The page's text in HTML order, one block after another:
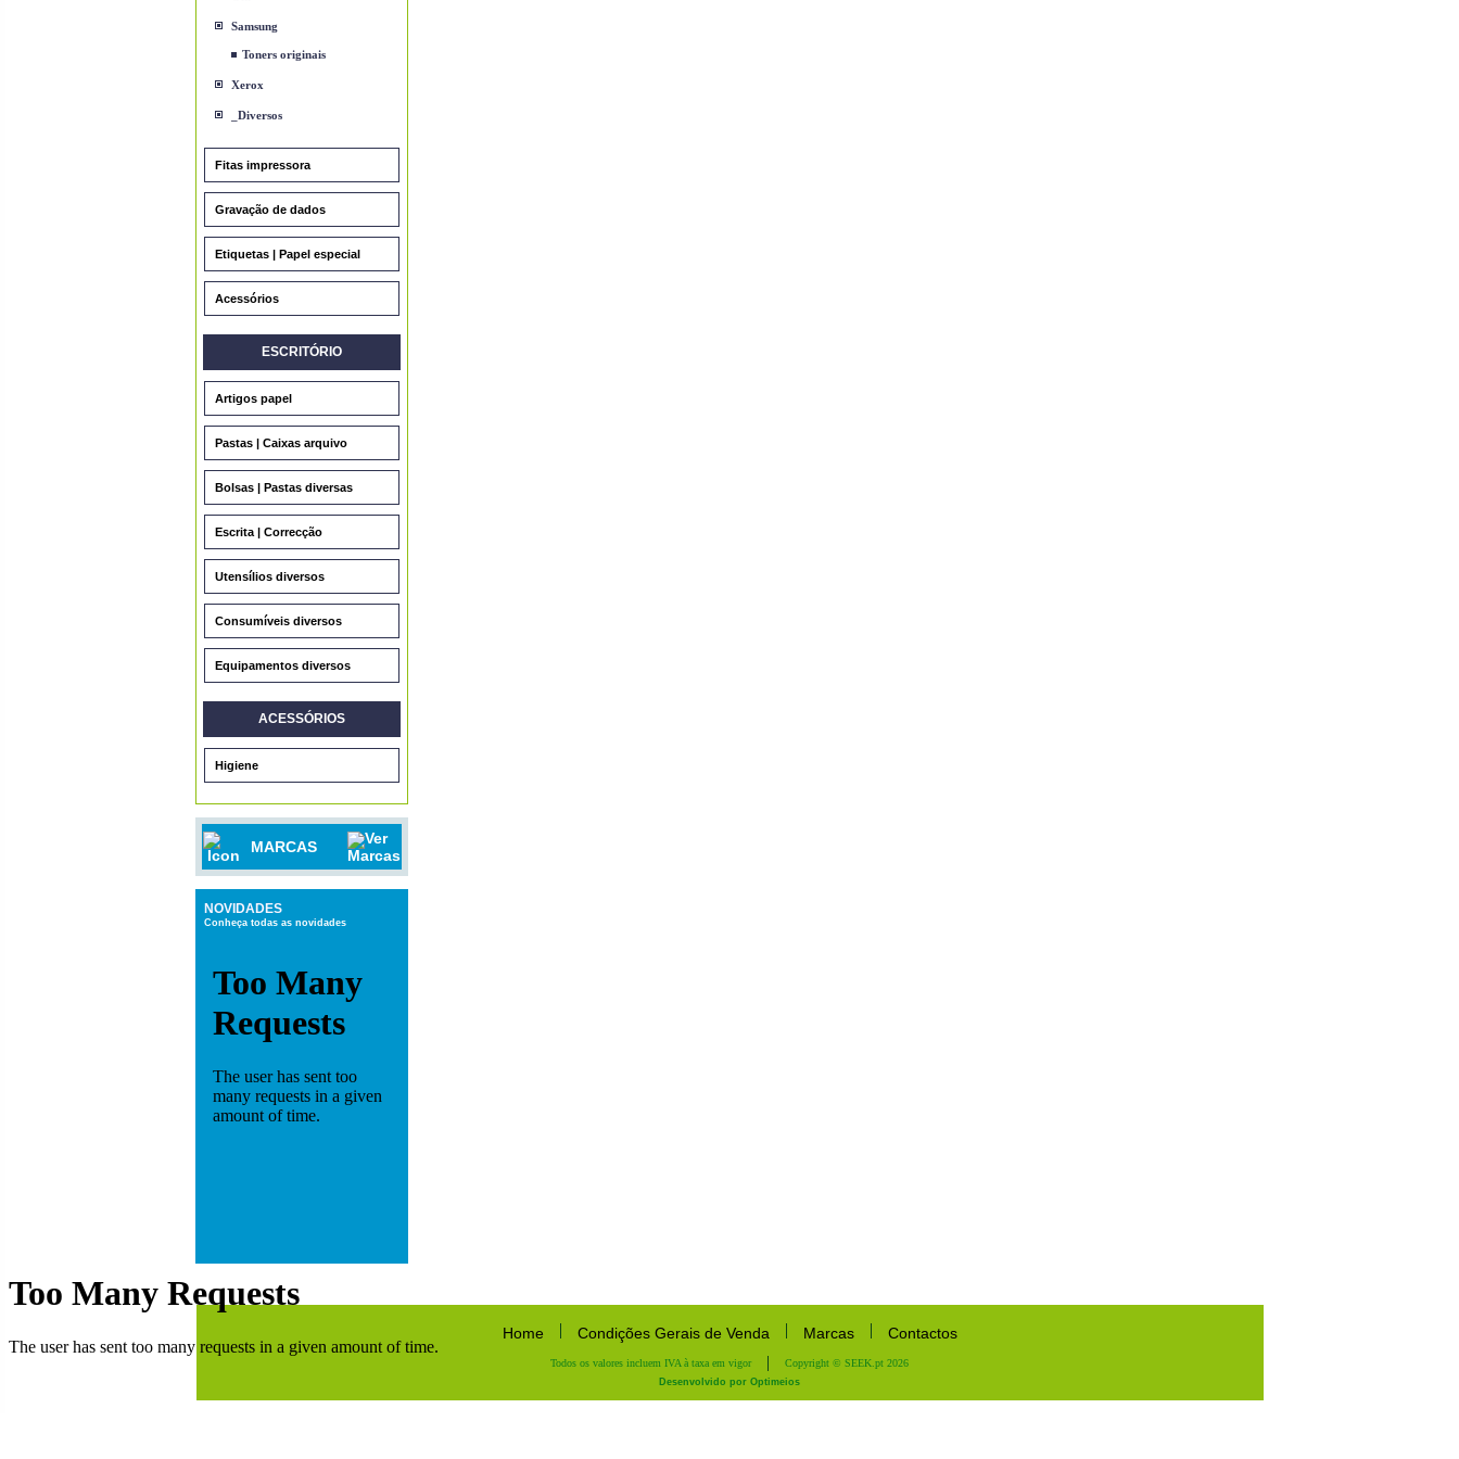
Samsung
Toners originais
Xerox
_Diversos
Fitas impressora
Gravação de dados
Etiquetas | Papel especial
Acessórios
ESCRITÓRIO
Artigos papel
Pastas | Caixas arquivo
Bolsas | Pastas diversas
Escrita | Correcção
Utensílios diversos
Consumíveis diversos
Equipamentos diversos
ACESSÓRIOS
Higiene
MARCAS
NOVIDADES
Conheça todas as novidades
Home Condições Gerais de Venda Marcas Contactos
Todos os valores incluem IVA à taxa em vigor Copyright © SEEK.pt 2026
Desenvolvido por Optimeios